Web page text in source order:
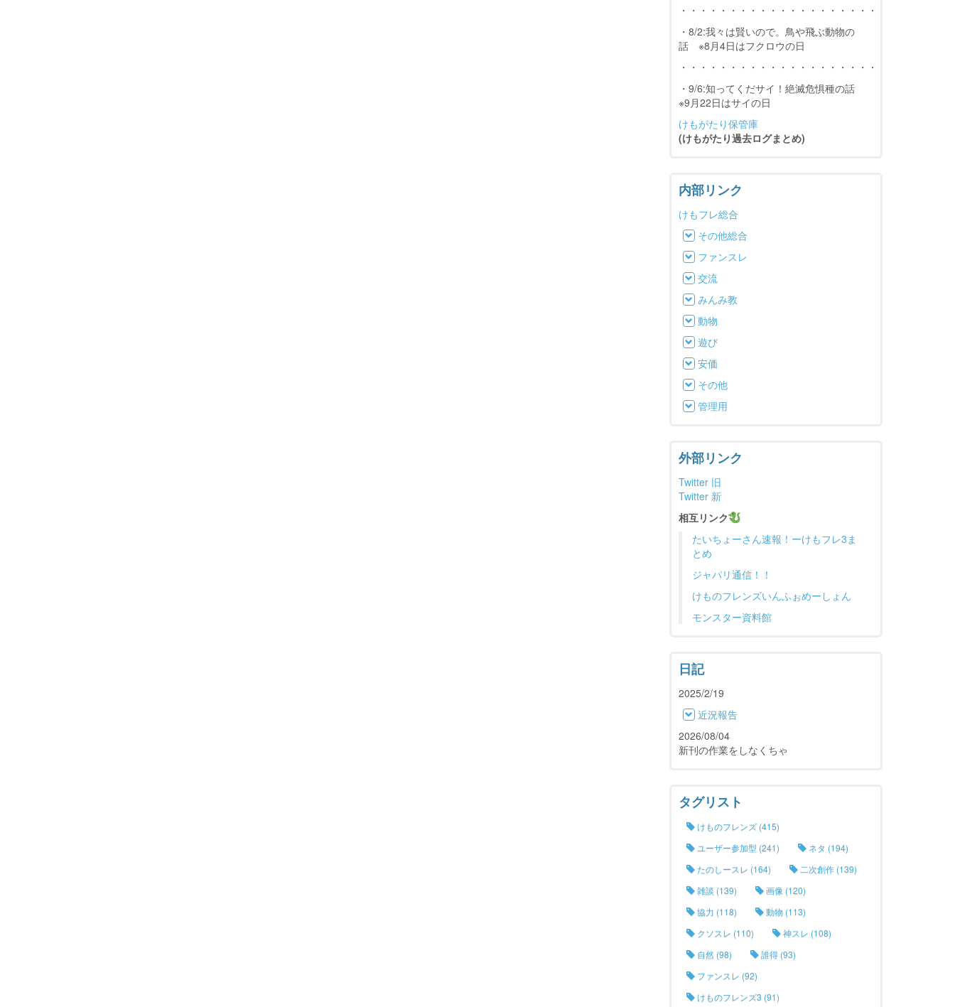
・・・・・・・・・・・・・・・・・・・・・・・・・・・
・8/2:我々は賢いので。鳥や飛ぶ動物の
話 ※8月4日はフクロウの日
・・・・・・・・・・・・・・・・・・・・・・・・・・・
・9/6:知ってくだサイ！絶滅危惧種の話
※9月22日はサイの日
けもがたり保管庫
(けもがたり過去ログまとめ)
内部リンク
けもフレ総合
その他総合
ファンスレ
交流
みんみ教
動物
遊び
安価
その他
管理用
外部リンク
Twitter 旧
Twitter 新
相互リンク
たいちょーさん速報！ーけもフレ3ま
とめ
ジャパリ通信！！
けものフレンズいんふぉめーしょん
モンスター資料館
日記
2025/2/19
近況報告
2026/08/04
新刊の作業をしなくちゃ
タグリスト
けものフレンズ (415)
ユーザー参加型 (241)
ネタ (194)
たのしースレ (164)
二次創作 (139)
雑談 (139)
画像 (120)
協力 (118)
動物 (113)
クソスレ (110)
神スレ (108)
自然 (98)
誰得 (93)
ファンスレ (92)
けものフレンズ3 (91)